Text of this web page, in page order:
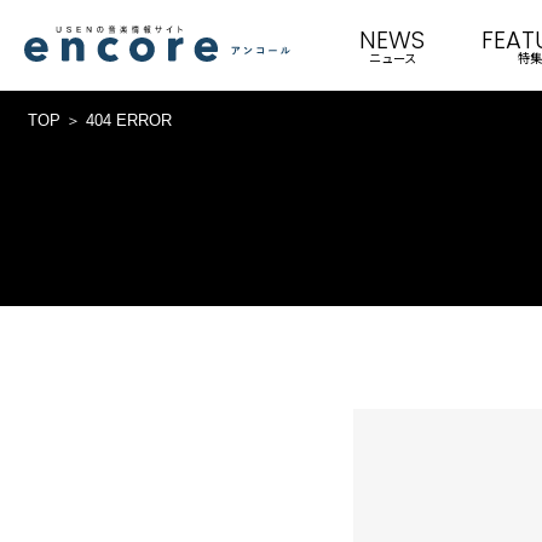
NEWS
ニュース 特集
TOP 404 ERROR